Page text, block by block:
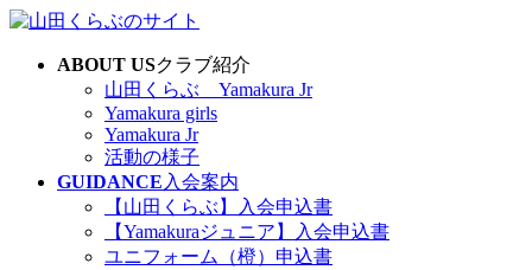
コ
ナ
ABOUT USクラブ紹介
山田くらぶ Yamakura Jr
Yamakura girls
Yamakura Jr
活動の様子
GUIDANCE 入会案内
【山田くらぶ】入会申込書
【Yamakuraジュニア】入会申込書
ユニフォーム（橙）申込書